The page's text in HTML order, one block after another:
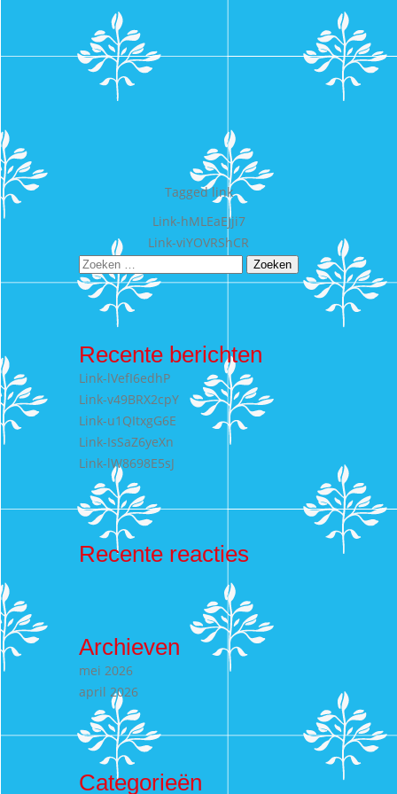
Taggedlink
navigatie
Link-hMLEaEJji7
Link-viYOVRShCR
Zoeken
naar:
Recente berichten
Link-lVefI6edhP
Link-v49BRX2cpY
Link-u1QItxgG6E
Link-IsSaZ6yeXn
Link-lW8698E5sJ
Recente reacties
Archieven
mei 2026
april 2026
Categorieën